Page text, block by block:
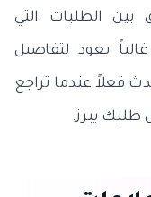
الطلبات التي
يعود لتفاصيل
فعلاً عندما تراجع
طلبك يبرز.